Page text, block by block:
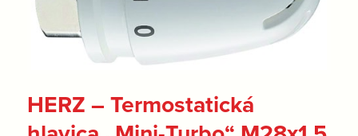
HERZ – Termostatická